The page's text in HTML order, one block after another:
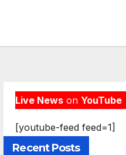
Live News on YouTube
[youtube-feed feed=1]
Recent Posts